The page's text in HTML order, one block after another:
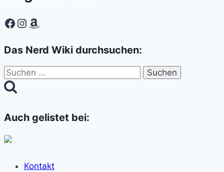
Facebook
Instagram
Amazon
Das Nerd Wiki durchsuchen:
Suchen
nach:
Auch gelistet bei:
Kontakt